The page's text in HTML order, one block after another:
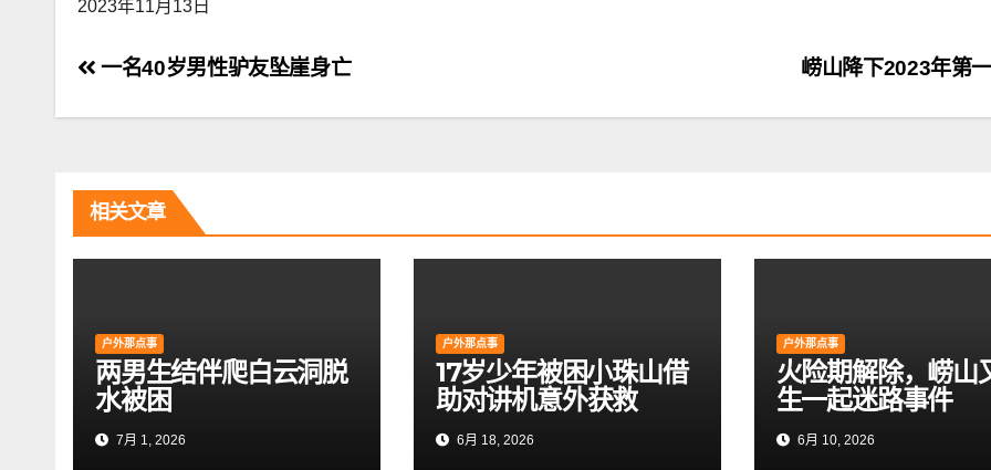
2023年11月13日
文
章
航
崂山降下2023年第
一名40岁男性驴友坠崖身亡
相关文章
户外那点事
两男生结伴爬白云洞脱
水被困
7月 1, 2026
户外那点事
17岁少年被困小珠山借
助对讲机意外获救
6月 18, 2026
户外那点事
火险期解除，崂山
生一起迷路事件
6月 10, 2026